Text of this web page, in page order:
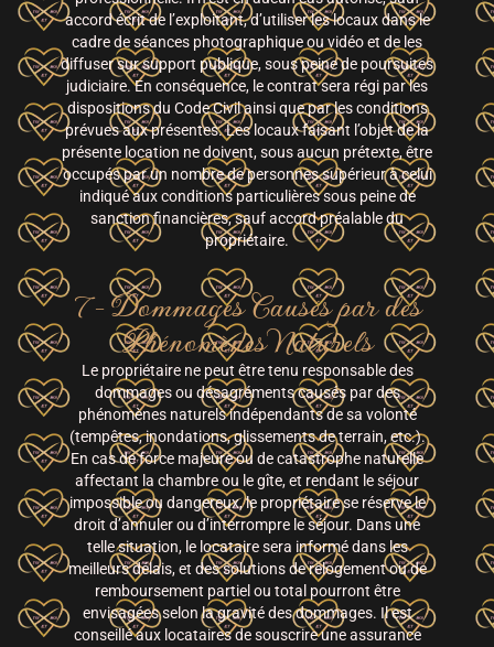
accord écrit de l’exploitant, d’utiliser les locaux dans le
cadre de séances photographique ou vidéo et de les
diffuser sur support publique, sous peine de poursuites
judiciaire. En conséquence, le contrat sera régi par les
dispositions du Code Civil ainsi que par les conditions
prévues aux présentes. Les locaux faisant l’objet de la
présente location ne doivent, sous aucun prétexte, être
occupés par un nombre de personnes supérieur à celui
indiqué aux conditions particulières sous peine de
sanction financières, sauf accord préalable du
propriétaire.
7- Dommages Causés par des
Phénomènes Naturels
Le propriétaire ne peut être tenu responsable des
dommages ou désagréments causés par des
phénomènes naturels indépendants de sa volonté
(tempêtes, inondations, glissements de terrain, etc.).
En cas de force majeure ou de catastrophe naturelle
affectant la chambre ou le gîte, et rendant le séjour
impossible ou dangereux, le propriétaire se réserve le
droit d’annuler ou d’interrompre le séjour. Dans une
telle situation, le locataire sera informé dans les
meilleurs délais, et des solutions de relogement ou de
remboursement partiel ou total pourront être
envisagées selon la gravité des dommages. Il est
conseillé aux locataires de souscrire une assurance